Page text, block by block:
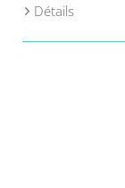
Détails